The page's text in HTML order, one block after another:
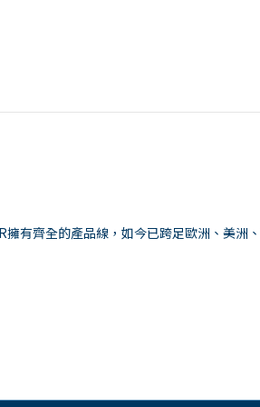
有齊全的產品線，如今已跨足歐洲、美洲